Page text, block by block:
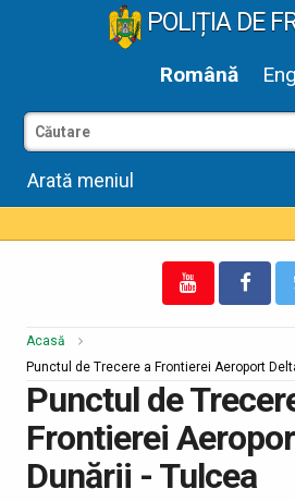
POLIȚIA DE
Română
Arată meniul
Acasă
Punctul de Trecere a Frontierei Aeroport
Punctul de
Frontierei
Dunării - Tulcea